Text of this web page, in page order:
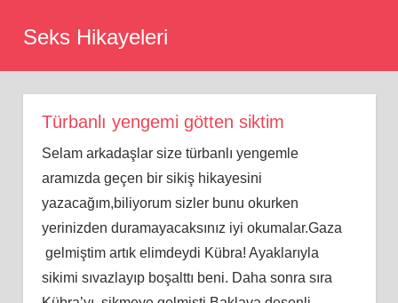
Seks Hikayeleri
Türbanlı yengemi götten siktim
Selam arkadaşlar size türbanlı yengemle
aramızda geçen bir sikiş hikayesini
yazacağım,biliyorum sizler bunu okurken
yerinizden duramayacaksınız iyi okumalar.Gaza
gelmiştim artık elimdeydi Kübra! Ayaklarıyla
sikimi sıvazlayıp boşalttı beni. Daha sonra sıra